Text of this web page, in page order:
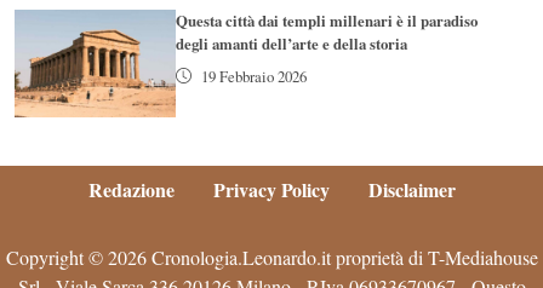
Questa città dai templi millenari è il paradiso
degli amanti dell’arte e della storia
19 Febbraio 2026
Redazione Privacy Policy Disclaimer
Copyright © 2026 Cronologia.Leonardo.it proprietà di T-Mediahouse